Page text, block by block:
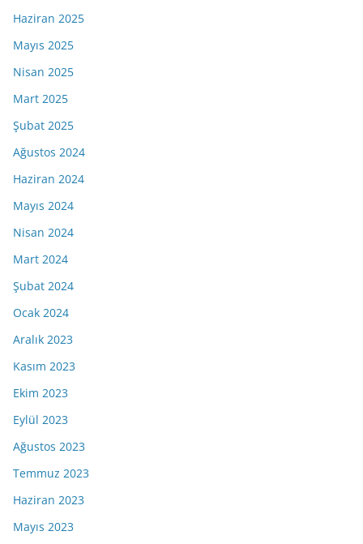
Haziran 2025
Mayıs 2025
Nisan 2025
Mart 2025
Şubat 2025
Ağustos 2024
Haziran 2024
Mayıs 2024
Nisan 2024
Mart 2024
Şubat 2024
Ocak 2024
Aralık 2023
Kasım 2023
Ekim 2023
Eylül 2023
Ağustos 2023
Temmuz 2023
Haziran 2023
Mayıs 2023